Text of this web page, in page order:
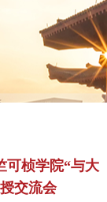
桢学院“与大
交流会